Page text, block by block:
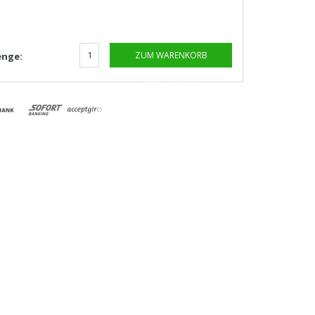
ZUM WARENKORB
HINZUFÜGEN